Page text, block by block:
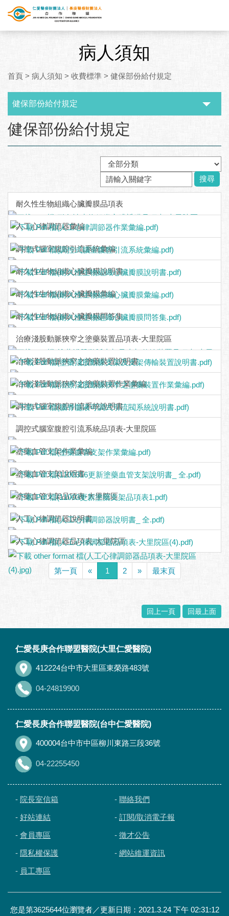
病人須知
首頁 > 病人須知 > 收費標準 > 健保部份給付規定
健保部份給付規定
:::
健保部份給付規定
搜尋
耐久性生物組織心臟瓣膜品項表
人工心律調節器彙編
調控式腦室腹腔引流系統彙編
耐久性生物組織心臟瓣膜說明書
耐久性生物組織心臟瓣膜彙編
耐久性生物組織心臟瓣膜問答集
治療淺股動脈狹窄之塗藥裝置品項表-大里院區
治療淺股動脈狹窄之塗藥裝置說明書
治療淺股動脈狹窄之塗藥裝置作業彙編
調控式腦室腹腔引流系統說明書
調控式腦室腹腔引流系統品項表-大里院區
塗藥血管支架作業彙編
塗藥血管支架說明書
塗藥血管支架品項表-大里院區
人工心律調節器說明書
人工心律調節器品項表-大里院區
第一頁 « 1 2 » 最末頁
回上一頁 回最上面
仁愛長庚合作聯盟醫院(大里仁愛醫院)
412224台中市大里區東榮路483號
04-24819900
仁愛長庚合作聯盟醫院(台中仁愛醫院)
400004台中市中區柳川東路三段36號
04-22255450
- 院長室信箱 - 聯絡我們
- 好站連結 - 訂閱/取消電子報
- 會員專區 - 徵才公告
- 隱私權保護 - 網站維運資訊
- 員工專區
您是第3625644位瀏覽者／更新日期：2021.3.24 下午 02:31:12